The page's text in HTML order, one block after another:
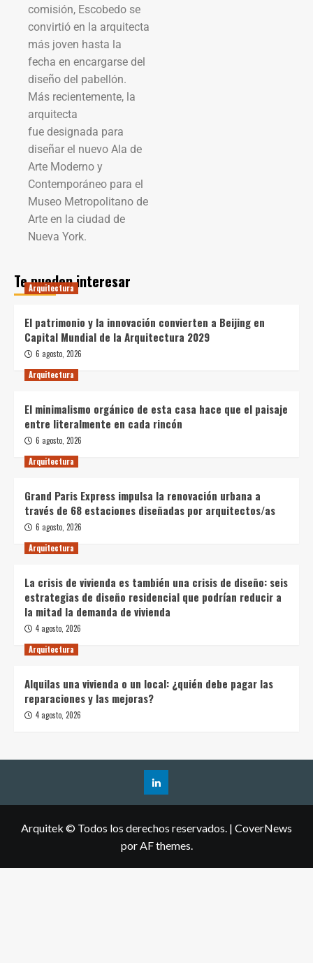
comisión, Escobedo se
convirtió en la arquitecta
más joven hasta la
fecha en encargarse del
diseño del pabellón.
Más recientemente, la
arquitecta
fue designada para
diseñar el nuevo Ala de
Arte Moderno y
Contemporáneo para el
Museo Metropolitano de
Arte en la ciudad de
Nueva York.
Te pueden interesar
Arquitectura
El patrimonio y la innovación convierten a Beijing en
Capital Mundial de la Arquitectura 2029
6 agosto, 2026
Arquitectura
El minimalismo orgánico de esta casa hace que el paisaje
entre literalmente en cada rincón
6 agosto, 2026
Arquitectura
Grand Paris Express impulsa la renovación urbana a
través de 68 estaciones diseñadas por arquitectos/as
6 agosto, 2026
Arquitectura
La crisis de vivienda es también una crisis de diseño: seis
estrategias de diseño residencial que podrían reducir a
la mitad la demanda de vivienda
4 agosto, 2026
Arquitectura
Alquilas una vivienda o un local: ¿quién debe pagar las
reparaciones y las mejoras?
4 agosto, 2026
Arquitek © Todos los derechos reservados. | CoverNews
por AF themes.